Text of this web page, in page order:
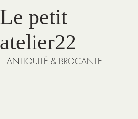
Le petit
atelier22
ANTIQUITÉ & BROCANTE